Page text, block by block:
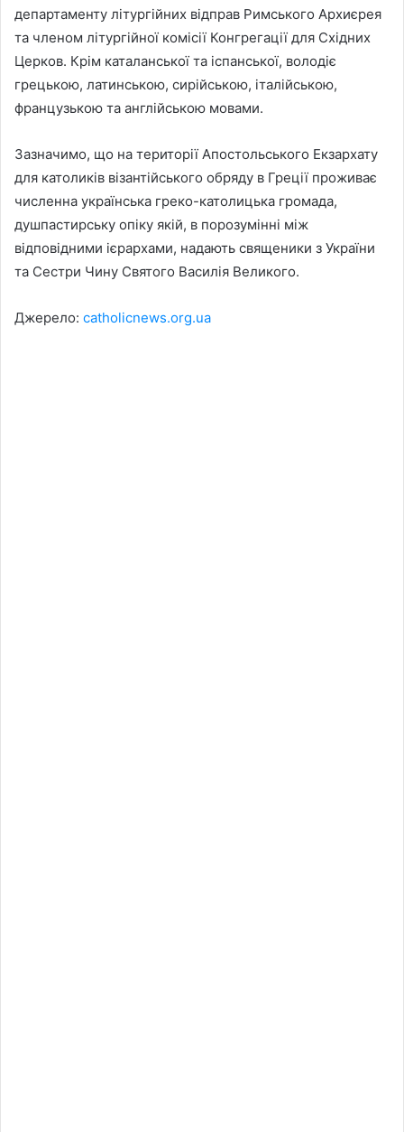
департаменту літургійних відправ Римського Архиєрея
та членом літургійної комісії Конгрегації для Східних
Церков. Крім каталанської та іспанської, володіє
грецькою, латинською, сирійською, італійською,
французькою та англійською мовами.
Зазначимо, що на території Апостольського Екзархату
для католиків візантійського обряду в Греції проживає
численна українська греко-католицька громада,
душпастирську опіку якій, в порозумінні між
відповідними ієрархами, надають священики з України
та Сестри Чину Святого Василія Великого.
Джерело: catholicnews.org.ua